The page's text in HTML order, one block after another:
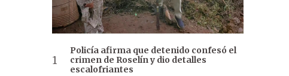
Policía afirma que detenido confesó el
crimen de Roselín y dio detalles
escalofriantes